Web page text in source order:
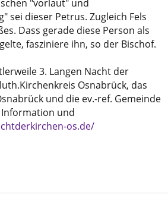
"vorlaut" und
sei dieser Petrus. Zugleich Fels
Dass gerade diese Person als
fasziniere ihn, so der Bischof.
3. Langen Nacht der
Osnabrück, das
und die ev.-ref. Gemeinde
und
os.de/